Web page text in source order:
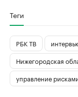
Теги
РБК ТВ
Нижегородская
управление